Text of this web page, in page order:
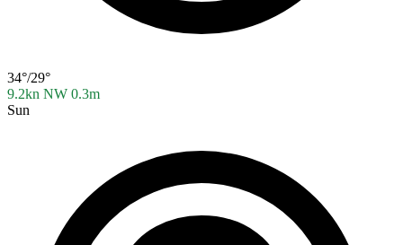
34°/29°
9.2kn NW 0.3m
Sun